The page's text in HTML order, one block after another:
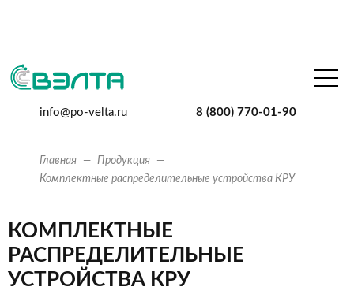
8 (800) 770-01-90
info@po-velta.ru
Главная
Продукция
Комплектные распределительные устройства КРУ
КОМПЛЕКТНЫЕ
РАСПРЕДЕЛИТЕЛЬНЫЕ
УСТРОЙСТВА КРУ